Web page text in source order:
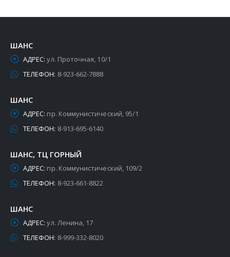
ШАНС
АДРЕС: ул. Проточная, 10/1
ТЕЛЕФОН: 8-923-662-7888
ШАНС
АДРЕС: пр. Коммунистический, 95/1
ТЕЛЕФОН: 8-913-695-6140
ШАНС, ТЦ ГОРНЫЙ
АДРЕС: пр. Коммунистический, 109/2
ТЕЛЕФОН: 8-923-661-8822
ШАНС
АДРЕС: ул. Ленина, 17
ТЕЛЕФОН: 8-999-332-8020